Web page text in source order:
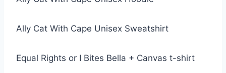
Ally Cat With Cape Unisex Sweatshirt
Equal Rights or I Bites Bella + Canvas t-shirt